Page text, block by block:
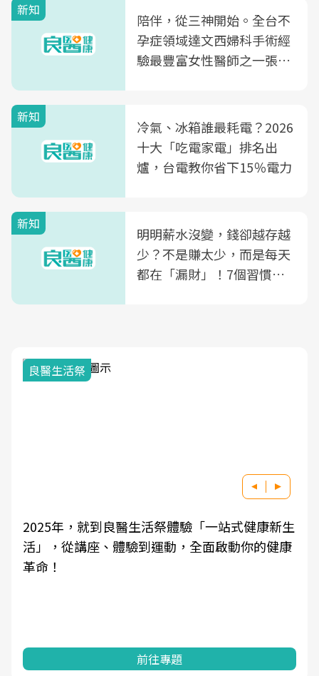
新知
陪伴，從三神開始。全台不
孕症領域達文西婦科手術經
驗最豐富女性醫師之一張永
光田醫院建構360度女性健
康照護生態圈
新知
冷氣、冰箱誰最耗電？2026
十大「吃電家電」排名出
爐，台電教你省下15％電力
新知
明明薪水沒變，錢卻越存越
少？不是賺太少，而是每天
都在「漏財」！7個習慣一
良醫生活祭
2025年，就到良醫生活祭體驗「一站式健康新生
活」，從講座、體驗到運動，全面啟動你的健康
革命！
前往專題